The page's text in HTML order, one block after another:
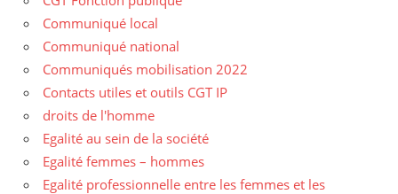
Communiqué local
Communiqué national
Communiqués mobilisation 2022
Contacts utiles et outils CGT IP
droits de l'homme
Egalité au sein de la société
Egalité femmes – hommes
Egalité professionnelle entre les femmes et les